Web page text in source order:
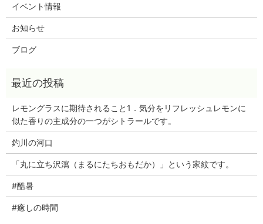
イベント情報
お知らせ
ブログ
レモングラスに期待されること1．気分をリフレッシュレモンに
似た香りの主成分の一つがシトラールです。
釣川の河口
「丸に立ち沢瀉（まるにたちおもだか）」という家紋です。
#酷暑
#癒しの時間